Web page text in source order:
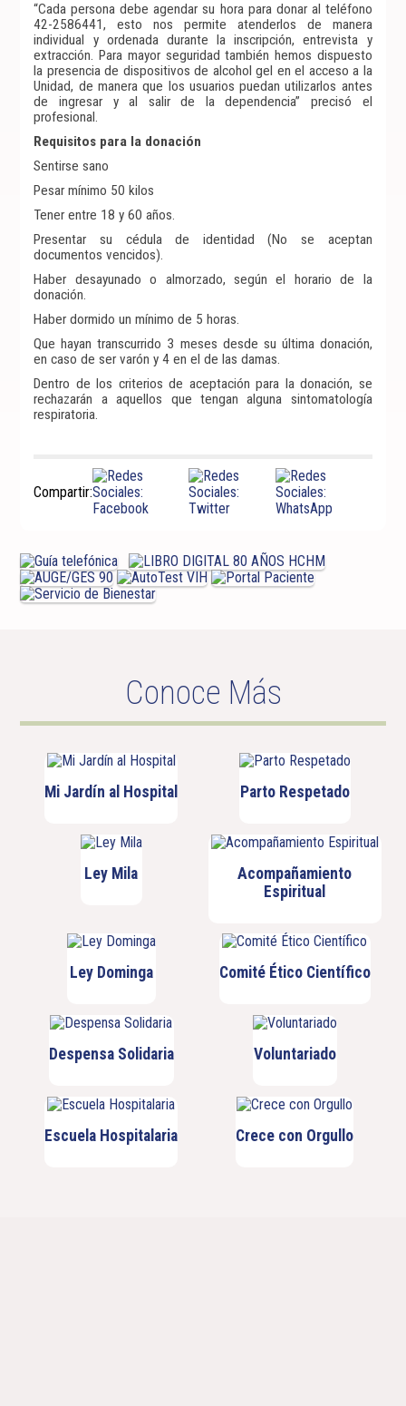
“Cada persona debe agendar su hora para donar al teléfono
42-2586441, esto nos permite atenderlos de manera
individual y ordenada durante la inscripción, entrevista y
extracción. Para mayor seguridad también hemos dispuesto
la presencia de dispositivos de alcohol gel en el acceso a la
Unidad, de manera que los usuarios puedan utilizarlos antes
de ingresar y al salir de la dependencia” precisó el
profesional.
Requisitos para la donación
Sentirse sano
Pesar mínimo 50 kilos
Tener entre 18 y 60 años.
Presentar su cédula de identidad (No se aceptan
documentos vencidos).
Haber desayunado o almorzado, según el horario de la
donación.
Haber dormido un mínimo de 5 horas.
Que hayan transcurrido 3 meses desde su última donación,
en caso de ser varón y 4 en el de las damas.
Dentro de los criterios de aceptación para la donación, se
rechazarán a aquellos que tengan alguna sintomatología
respiratoria.
Compartir:
Conoce Más
Mi Jardín al Hospital Parto Respetado
Ley Mila
Acompañamiento
Espiritual
Ley Dominga Comité Ético Científico
Despensa Solidaria Voluntariado
Escuela Hospitalaria Crece con Orgullo